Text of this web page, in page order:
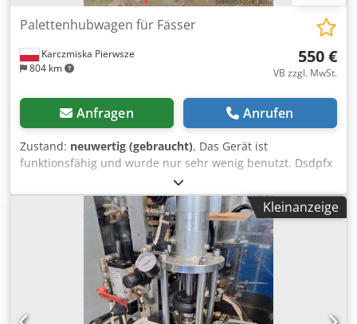
Karczmiska Pierwsze
804 km
Palettenhubwagen für Fässer
550 €
VB zzgl. MwSt.
Anfragen Anrufen
Zustand: neuwertig (gebraucht), Das Gerät ist
funktionsfähig und wurde nur sehr wenig benutzt. Dsdpfx
Ahozpf I Ns Tock Ich lade Sie ein, sich meine anderen
Anzeigen anzusehen.
Kleinanzeige